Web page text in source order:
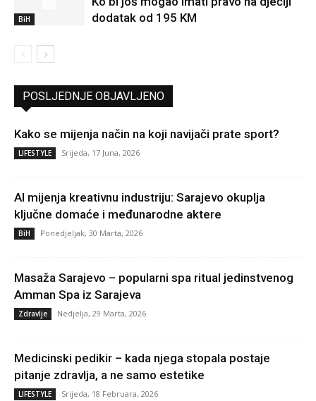
BiH
dodatak od 195 KM
POSLJEDNJE OBJAVLJENO
Kako se mijenja način na koji navijači prate sport?
LIFESTYLE Srijeda, 17 Juna, 2026
AI mijenja kreativnu industriju: Sarajevo okuplja
ključne domaće i međunarodne aktere
BiH Ponedjeljak, 30 Marta, 2026
Masaža Sarajevo – popularni spa ritual jedinstvenog
Amman Spa iz Sarajeva
Zdravlje Nedjelja, 29 Marta, 2026
Medicinski pedikir – kada njega stopala postaje
pitanje zdravlja, a ne samo estetike
LIFESTYLE Srijeda, 18 Februara, 2026